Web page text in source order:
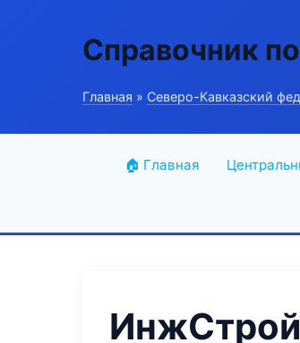
Справочник
Главная » Северо-Кавказский
🏠 Главная